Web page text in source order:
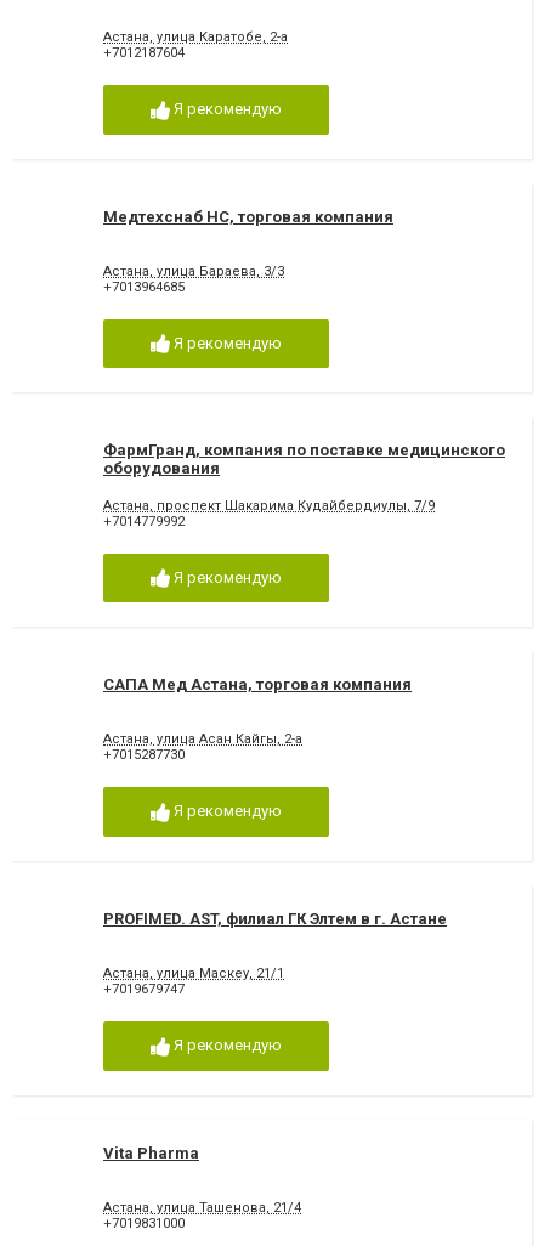
Астана, улица Каратобе, 2-а
+7012187604
Я рекомендую
Медтехснаб НС, торговая компания
Астана, улица Бараева, 3/3
+7013964685
Я рекомендую
ФармГранд, компания по поставке медицинского
оборудования
Астана, проспект Шакарима Кудайбердиулы, 7/9
+7014779992
Я рекомендую
САПА Мед Астана, торговая компания
Астана, улица Асан Кайгы, 2-а
+7015287730
Я рекомендую
PROFIMED. AST, филиал ГК Элтем в г. Астане
Астана, улица Маскеу, 21/1
+7019679747
Я рекомендую
Vita Pharma
Астана, улица Ташенова, 21/4
+7019831000